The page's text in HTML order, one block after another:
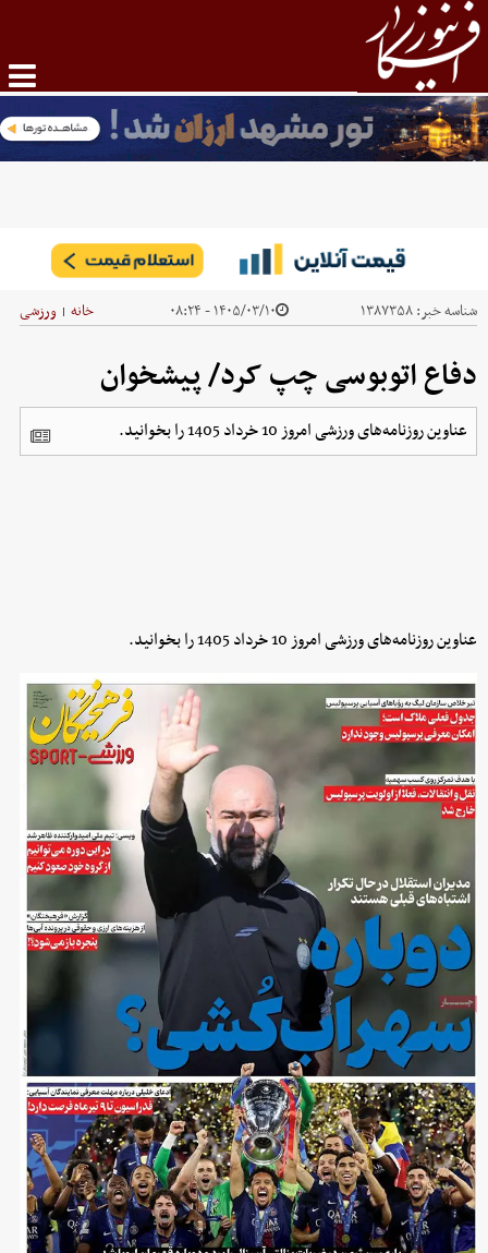
شناسه خبر:۱۳۸۷۳۵۸ ۱۴۰۵/۰۳/۱۰ - ۰۸:۲۴ خانه | ورزشی
دفاع اتوبوسی چپ کرد/ پیشخوان
عناوین روزنامه‌های ورزشی امروز 10 خرداد 1405 را بخوانید.
عناوین روزنامه‌های ورزشی امروز 10 خرداد 1405 را بخوانید.